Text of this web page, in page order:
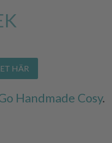
HÄR
Handmade Cosy.